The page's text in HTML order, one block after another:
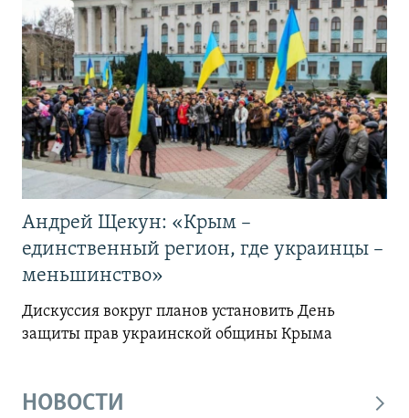
Андрей Щекун: «Крым –
единственный регион, где украинцы –
меньшинство»
Дискуссия вокруг планов установить День
защиты прав украинской общины Крыма
НОВОСТИ